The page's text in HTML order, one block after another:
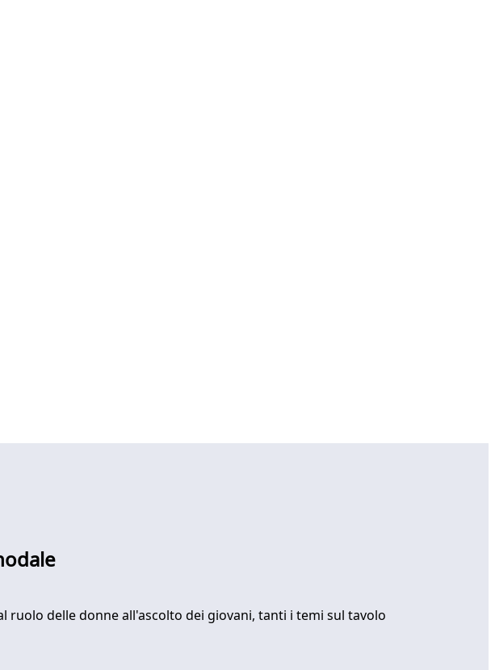
ruolo delle donne all'ascolto dei giovani, tanti i temi sul tavolo